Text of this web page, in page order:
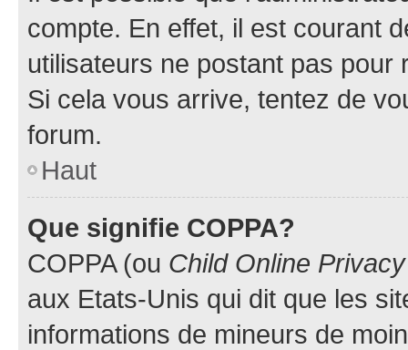
compte. En effet, il est courant
utilisateurs ne postant pas pour
Si cela vous arrive, tentez de
forum.
Haut
Que signifie COPPA?
COPPA (ou Child Online
aux Etats-Unis qui dit que les
informations de mineurs de